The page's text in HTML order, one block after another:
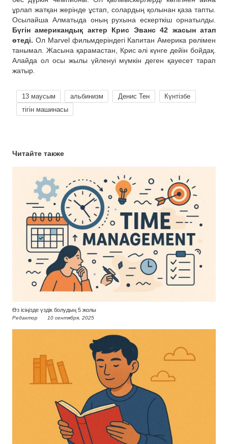
ұрлап жатқан жерінде ұстап, солардың қолынан қаза тапты.
Осылайша Алматыда оның рухына ескерткіш орнатылды.
Бүгін американдық актер Крис Эванс 42 жасын атап
өтеді. Ол Marvel фильмдеріндегі Капитан Америка рөлімен
танымал. Жасына қарамастан, Крис әлі күнге дейін бойдақ.
Алайда ол осы жылы үйленуі мүмкін деген қауесет тарап
жатыр.
13 маусым альбинизм Денис Тен
Күнтізбе
тігін машинасы
Читайте также
Өз ісіңізде үздік болудың 5 жолы
Редактор 10 сентября, 2025